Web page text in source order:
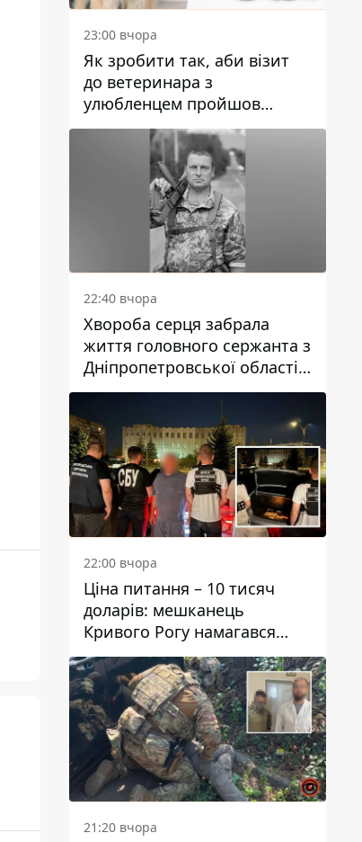
23:00 вчора
Як зробити так, аби візит
до ветеринара з
улюбленцем пройшов
спокійно: прості поради
22:40 вчора
Хвороба серця забрала
життя головного сержанта з
Дніпропетровської області
Юрія Свистуна
22:00 вчора
Ціна питання – 10 тисяч
доларів: мешканець
Кривого Рогу намагався
переправити чоловіка до
Словаччини
21:20 вчора